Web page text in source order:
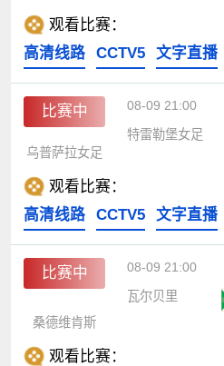
观看比赛：
高清线路
CCTV5 文字直播
比赛中 08-09 21:00
特雷勒堡女足
乌普萨拉女足
观看比赛：
高清线路
CCTV5 文字直播
比赛中 08-09 21:00
瓦尔贝里
桑德维肯斯
观看比赛：